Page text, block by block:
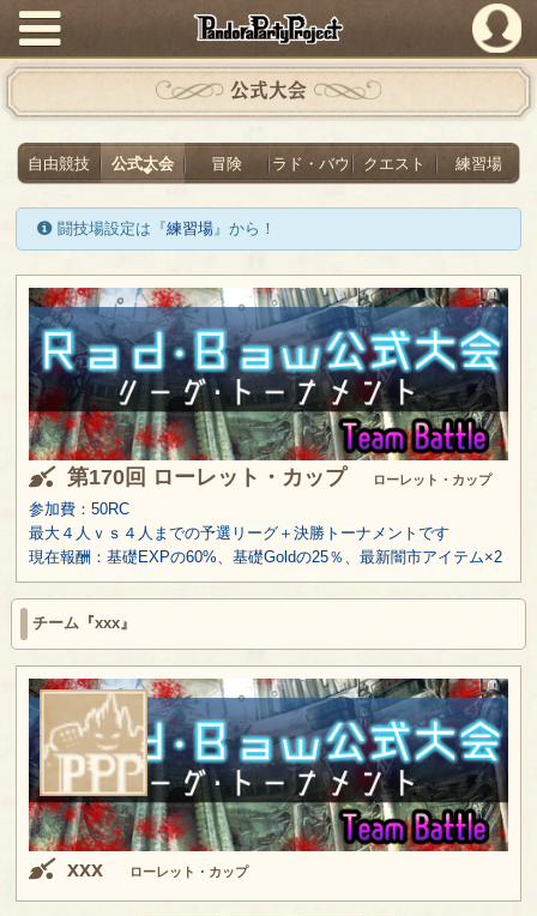
PandoraPartyProject
公式大会
自由競技 公式大会 冒険 ラド・バウ クエスト 練習場
闘技場設定は『練習場』から！
第170回 ローレット・カップ ローレット・カップ
参加費：50RC
最大４人ｖｓ４人までの予選リーグ＋決勝トーナメントです
現在報酬：基礎EXPの60%、基礎Goldの25％、最新闇市アイテム×2
チーム『xxx』
xxx ローレット・カップ